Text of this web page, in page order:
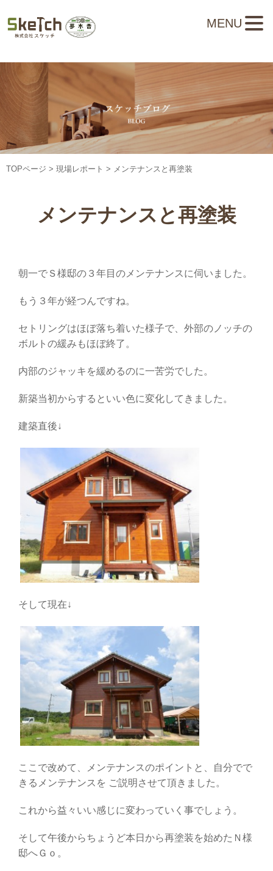
TOPページ > 現場レポート > メンテナンスと再塗装
メンテナンスと再塗装
朝一でＳ様邸の３年目のメンテナンスに伺いました。
もう３年が経つんですね。
セトリングはほぼ落ち着いた様子で、外部のノッチの
ボルトの緩みもほぼ終了。
内部のジャッキを緩めるのに一苦労でした。
新築当初からするといい色に変化してきました。
建築直後↓
そして現在↓
ここで改めて、メンテナンスのポイントと、自分でで
きるメンテナンスを ご説明させて頂きました。
これから益々いい感じに変わっていく事でしょう。
そして午後からちょうど本日から再塗装を始めたＮ様
邸へＧｏ。
MENU